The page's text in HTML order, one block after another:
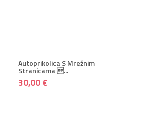
Autoprikolica S Mrežnim
Stranicama ...
30,00 €